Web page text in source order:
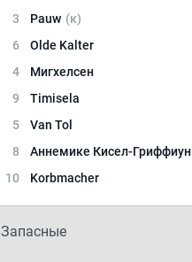
3
Pauw (к)
6
Olde Kalter
4
Мигхелсен
9
Timisela
5
Van Tol
8
Аннемике Кисел-Гриффиун
10
Korbmacher
Запасные